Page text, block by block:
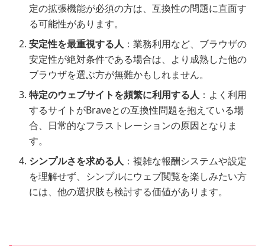
定の拡張機能が必須の方は、互換性の問題に直面す
る可能性があります。
安定性を最重視する人 ：業務利用など、ブラウザの
安定性が絶対条件である場合は、より成熟した他の
ブラウザを選ぶ方が無難かもしれません。
特定のウェブサイトを頻繁に利用する人 ：よく利用
するサイトがBraveとの互換性問題を抱えている場
合、日常的なフラストレーションの原因となりま
す。
シンプルさを求める人 ：複雑な報酬システムや設定
を理解せず、シンプルにウェブ閲覧を楽しみたい方
には、他の選択肢も検討する価値があります。